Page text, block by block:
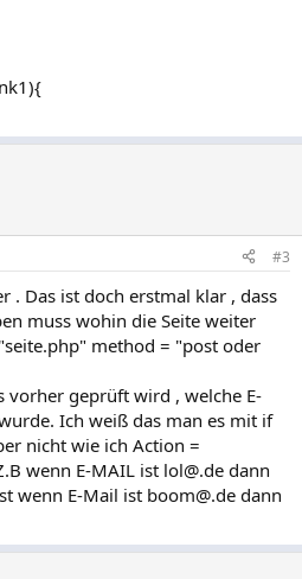
#3
. Das ist doch erstmal klar , dass
muss wohin die Seite weiter
method = "post oder
vorher geprüft wird , welche E-
Ich weiß das man es mit if
nicht wie ich Action =
wenn E-MAIL ist lol@.de dann
wenn E-Mail ist boom@.de dann